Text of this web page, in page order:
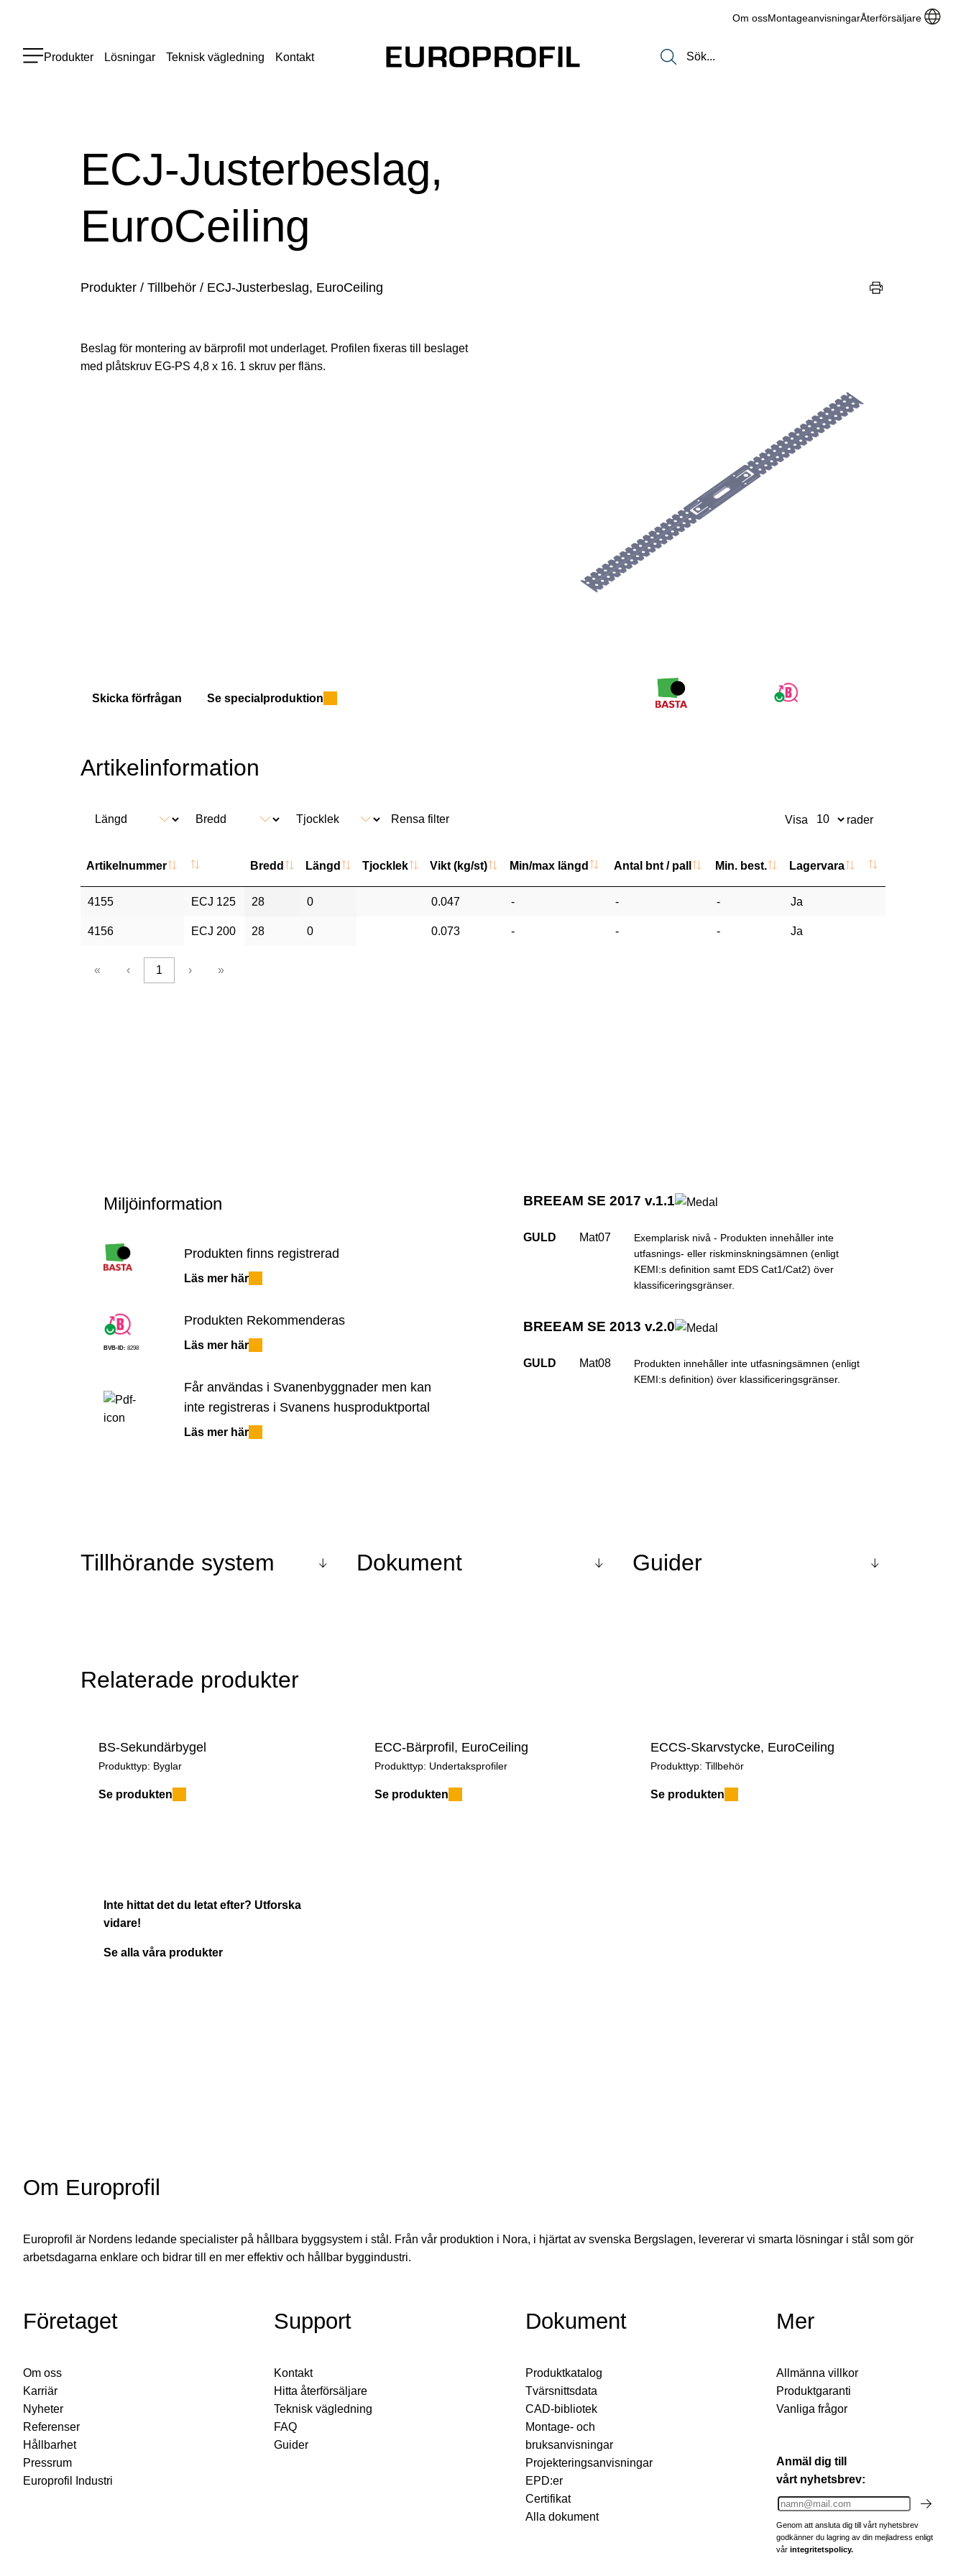
Om ossMontageanvisningarÅterförsäljare
Produkter Lösningar Teknisk vägledning Kontakt
ECJ-Justerbeslag,
EuroCeiling
Produkter / Tillbehör / ECJ-Justerbeslag, EuroCeiling
Beslag för montering av bärprofil mot underlaget. Profilen fixeras till beslaget
med plåtskruv EG-PS 4,8 x 16. 1 skruv per fläns.
Skicka förfrågan Se specialproduktion
Artikelinformation
Rensa filter Visa rader
Artikelnummer Bredd Längd Tjocklek Vikt (kg/st) Min/max längd Antal bnt / pall Min. best. Lagervara
4155 ECJ 125 28 0 0.047 - - - Ja
4156 ECJ 200 28 0 0.073 - - - Ja
« ‹ 1 › »
Miljöinformation
Produkten finns registrerad
Läs mer här
BVB-ID: 8298
Produkten Rekommenderas
Läs mer här
Får användas i Svanenbyggnader men kan
inte registreras i Svanens husproduktportal
Läs mer här
BREEAM SE 2017 v.1.1
GULD Mat07
Exemplarisk nivå - Produkten innehåller inte
utfasnings- eller riskminskningsämnen (enligt
KEMI:s definition samt EDS Cat1/Cat2) över
klassificeringsgränser.
BREEAM SE 2013 v.2.0
GULD Mat08
Produkten innehåller inte utfasningsämnen (enligt
KEMI:s definition) över klassificeringsgränser.
Tillhörande system
Under- och innertak
Dokument
Prestandadeklaration (DoP) – EuroCeiling
justerbeslag ECJ
Guider
Relaterade produkter
BS-Sekundärbygel
Produkttyp: Byglar
Se produkten
ECC-Bärprofil, EuroCeiling
Produkttyp: Undertaksprofiler
Se produkten
ECCS-Skarvstycke, EuroCeiling
Produkttyp: Tillbehör
Se produkten
Inte hittat det du letat efter? Utforska
vidare!
Se alla våra produkter
Om Europrofil
Europrofil är Nordens ledande specialister på hållbara byggsystem i stål. Från vår produktion i Nora, i hjärtat av svenska Bergslagen, levererar vi smarta lösningar i stål som gör
arbetsdagarna enklare och bidrar till en mer effektiv och hållbar byggindustri.
Företaget
Om oss
Karriär
Nyheter
Referenser
Hållbarhet
Pressrum
Europrofil Industri
Support
Kontakt
Hitta återförsäljare
Teknisk vägledning
FAQ
Guider
Dokument
Produktkatalog
Tvärsnittsdata
CAD-bibliotek
Montage- och
bruksanvisningar
Projekteringsanvisningar
EPD:er
Certifikat
Alla dokument
Mer
Allmänna villkor
Produktgaranti
Vanliga frågor
Anmäl dig till
vårt nyhetsbrev:
Genom att ansluta dig till vårt nyhetsbrev
godkänner du lagring av din mejladress enligt
vår integritetspolicy.